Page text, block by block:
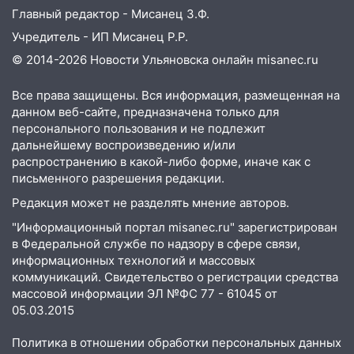
отличные шансы исправить старые
ошибки
06.08.2026
Ульяновской области
20:04 Ульяновцев приглашают на забег,
посвящённый Дню воздушного флота
России
В Ульяновской области
руководителя частной компании
наказали за сокрытие прошлого своего
сотрудник
18:02 В Ульяновск едут звезды
баскетбола!
17:08 Ульяновский областной суд
оставил в силе приговор руководству
Главный редактор - Мисанец З.Ф.
Учредитель - ИП Мисанец Р.Р.
© 2014-2026 Новости Ульяновска онлайн misanec.ru
Все права защищены. Вся информация, размещенная на
данном веб-сайте, предназначена только для
персонального пользования и не подлежит
дальнейшему воспроизведению и/или
распространению в какой-либо форме, иначе как с
письменного разрешения редакции.
Редакция может не разделять мнение авторов.
"Информационный портал misanec.ru" зарегистрирован
в Федеральной службе по надзору в сфере связи,
информационных технологий и массовых
коммуникаций. Свидетельство о регистрации средства
массовой информации ЭЛ №ФС 77 - 61045 от
05.03.2015
Политика в отношении обработки персональных данных